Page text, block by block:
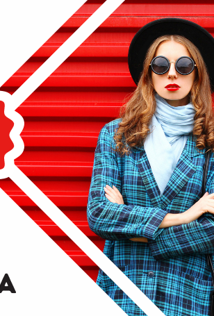
Dekoracja wnętrz Wiosenne dekoracje do
DEKORACJA
PORADY